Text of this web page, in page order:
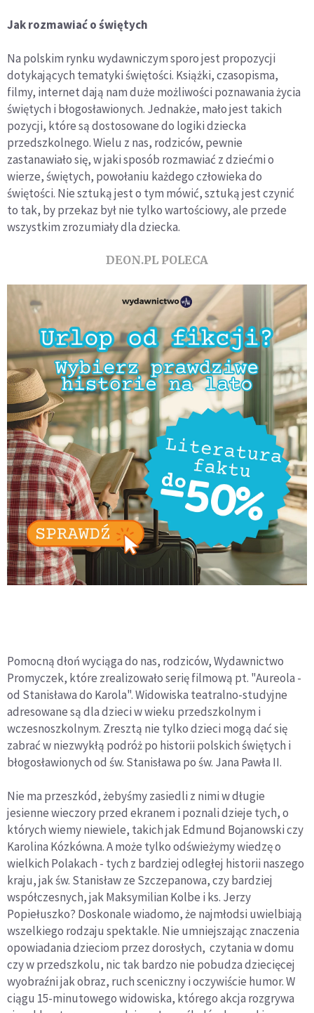
Jak rozmawiać o świętych
Na polskim rynku wydawniczym sporo jest propozycji
dotykających tematyki świętości. Książki, czasopisma,
filmy, internet dają nam duże możliwości poznawania życia
świętych i błogosławionych. Jednakże, mało jest takich
pozycji, które są dostosowane do logiki dziecka
przedszkolnego. Wielu z nas, rodziców, pewnie
zastanawiało się, w jaki sposób rozmawiać z dziećmi o
wierze, świętych, powołaniu każdego człowieka do
świętości. Nie sztuką jest o tym mówić, sztuką jest czynić
to tak, by przekaz był nie tylko wartościowy, ale przede
wszystkim zrozumiały dla dziecka.
DEON.PL POLECA
Pomocną dłoń wyciąga do nas, rodziców, Wydawnictwo
Promyczek, które zrealizowało serię filmową pt. "Aureola -
od Stanisława do Karola". Widowiska teatralno-studyjne
adresowane są dla dzieci w wieku przedszkolnym i
wczesnoszkolnym. Zresztą nie tylko dzieci mogą dać się
zabrać w niezwykłą podróż po historii polskich świętych i
błogosławionych od św. Stanisława po św. Jana Pawła II.
Nie ma przeszkód, żebyśmy zasiedli z nimi w długie
jesienne wieczory przed ekranem i poznali dzieje tych, o
których wiemy niewiele, takich jak Edmund Bojanowski czy
Karolina Kózkówna. A może tylko odświeżymy wiedzę o
wielkich Polakach - tych z bardziej odległej historii naszego
kraju, jak św. Stanisław ze Szczepanowa, czy bardziej
współczesnych, jak Maksymilian Kolbe i ks. Jerzy
Popiełuszko? Doskonale wiadomo, że najmłodsi uwielbiają
wszelkiego rodzaju spektakle. Nie umniejszając znaczenia
opowiadania dzieciom przez dorosłych, czytania w domu
czy w przedszkolu, nic tak bardzo nie pobudza dziecięcej
wyobraźni jak obraz, ruch sceniczny i oczywiście humor. W
ciągu 15-minutowego widowiska, którego akcja rozgrywa